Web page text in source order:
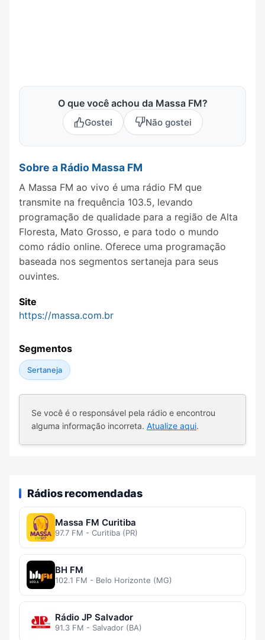
O que você achou da Massa FM?
Gostei Não gostei
Sobre a Rádio Massa FM
A Massa FM ao vivo é uma rádio FM que
transmite na frequência 103.5, levando
programação de qualidade para a região de Alta
Floresta, Mato Grosso, e para todo o mundo
como rádio online. Oferece uma programação
baseada nos segmentos sertaneja para seus
ouvintes.
Site
https://massa.com.br
Segmentos
Sertaneja
Se você é o responsável pela rádio e encontrou
alguma informação incorreta. Atualize aqui.
Rádios recomendadas
Massa FM Curitiba
97.7 FM - Curitiba (PR)
BH FM
102.1 FM - Belo Horizonte (MG)
Rádio JP Salvador
91.3 FM - Salvador (BA)